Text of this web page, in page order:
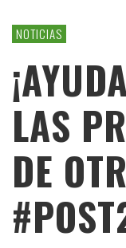
NOTICIAS
LAS
DE